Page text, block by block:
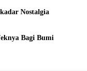
Nostalgia
Bagi Bumi